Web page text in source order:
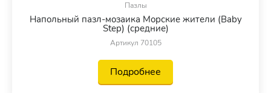
Пазлы
Напольный пазл-мозаика Морские жители (Baby
Step) (средние)
Артикул 70105
Подробнее